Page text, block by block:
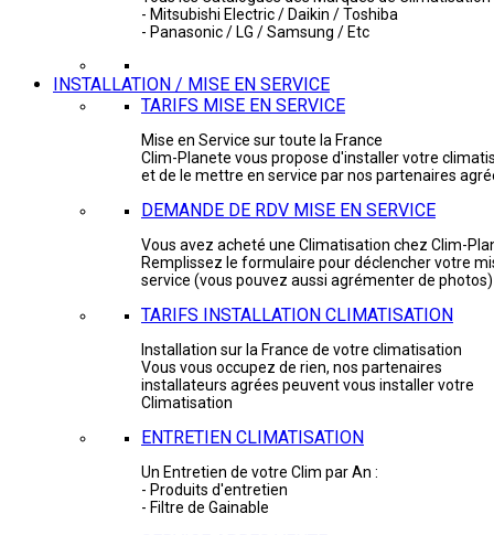
- Mitsubishi Electric / Daikin / Toshiba
- Panasonic / LG / Samsung / Etc
INSTALLATION / MISE EN SERVICE
TARIFS MISE EN SERVICE
Mise en Service sur toute la France
Clim-Planete vous propose d'installer votre
et de le mettre en service par nos partenaires
DEMANDE DE RDV MISE EN SERVICE
Vous avez acheté une Climatisation chez Clim-
Remplissez le formulaire pour déclencher votre
service (vous pouvez aussi agrémenter de photos)
TARIFS INSTALLATION CLIMATISATION
Installation sur la France de votre climatisation
Vous vous occupez de rien, nos partenaires
installateurs agrées peuvent vous installer votre
Climatisation
ENTRETIEN CLIMATISATION
Un Entretien de votre Clim par An :
- Produits d'entretien
- Filtre de Gainable